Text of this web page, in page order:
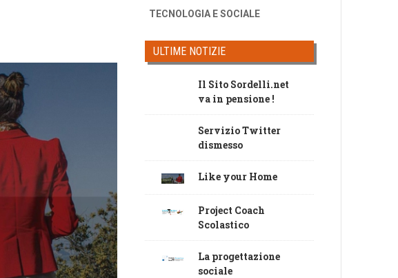
TECNOLOGIA E SOCIALE
ULTIME NOTIZIE
Il Sito Sordelli.net
va in pensione !
Servizio Twitter
dismesso
Like your Home
Project Coach
Scolastico
La progettazione
sociale